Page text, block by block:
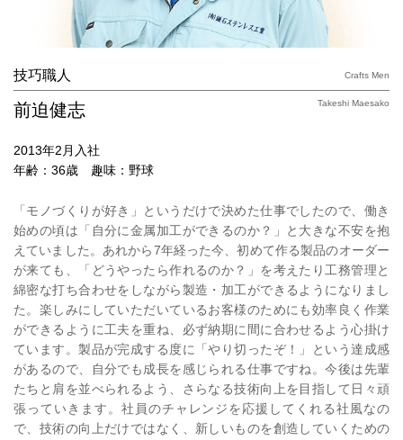
技巧職人 Crafts Men
前迫健志 Takeshi Maesako
2013年2月入社
年齢：36歳 趣味：野球
「モノづくりが好き」というだけで決めた仕事でしたので、働き
始めの頃は「自分に金属加工ができるのか？」と大きな不安を抱
えていました。あれから7年経った今、初めて作る製品のオーダー
が来ても、「どうやったら作れるのか？」を考えたり工務管理と
綿密な打ち合わせをしながら製造・加工ができるようになりまし
た。楽しみにしていただいているお客様のためにも効率良く作業
ができるように工夫を重ね、必ず納期に間に合わせるよう心掛け
ています。製品が完成する度に「やり切ったぞ！」という達成感
があるので、自分でも成長を感じられる仕事ですね。今後は先輩
たちと肩を並べられるよう、さらなる技術向上を目指して日々頑
張っていきます。社員のチャレンジを応援してくれる社風なの
で、技術の向上だけではなく、新しいものを創造していくための